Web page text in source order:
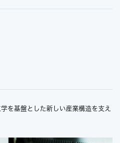
を基盤とした新しい産業構造を支え